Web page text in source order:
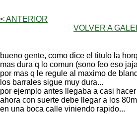
< ANTERIOR
VOLVER A
bueno gente, como dice el titulo la
mas dura q lo comun (sono feo eso
por mas q le regule al maximo de
los barrales sigue muy dura...
por ejemplo antes llegaba a casi
ahora con suerte debe llegar a los
en una boca calle viniendo rapido...